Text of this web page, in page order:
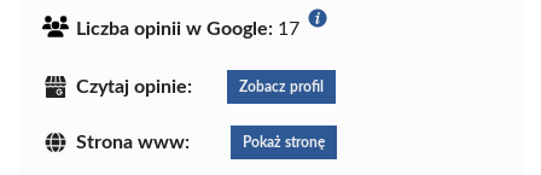
Liczba opinii w Google: 17
Czytaj opinie: Zobacz profil
Strona www: Pokaż stronę